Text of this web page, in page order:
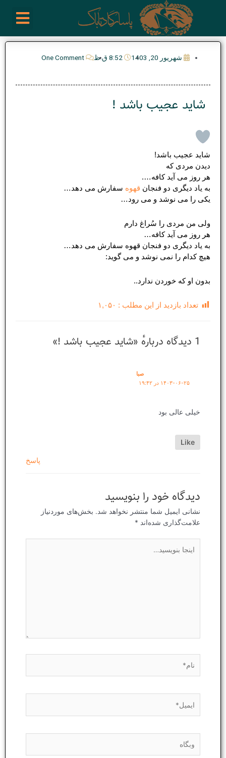
شهریور 20, 1403 8:52 ق.ظ One Comment
شاید عجیب باشد !
شاید عجیب باشد!
دیدن مردی که
هر روز می آید کافه….
به یاد دیگری دو فنجان قهوه سفارش می دهد…
یکی را می نوشد و می رود…
ولی من مردی را سُراغ دارم
هر روز می آید کافه…
به یاد دیگری دو فنجان قهوه سفارش می دهد…
هیچ کدام را نمی نوشد و می گوید:
بدون او که خوردن ندارد..
تعداد بازدید از این مطلب : ۱,۰۵۰
1 دیدگاه دربارهٔ «شاید عجیب باشد !»
صبا
۱۴۰۳-۰۶-۲۵ در ۱۹:۴۲
خیلی عالی بود
Like
پاسخ
دیدگاه‌ خود را بنویسید
نشانی ایمیل شما منتشر نخواهد شد. بخش‌های موردنیاز
علامت‌گذاری شده‌اند *
بنویسید…